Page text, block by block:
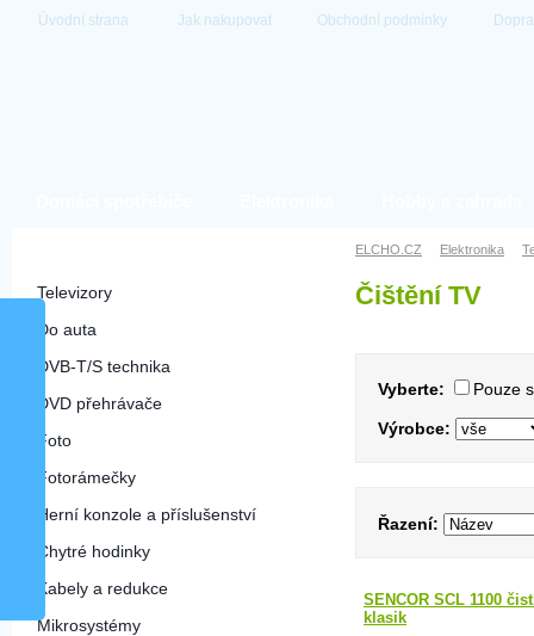
Úvodní strana Jak nakupovat Obchodní podmínky
Televizory
Do auta
DVB-T/S technika
DVD přehrávače
Foto
Fotorámečky
Herní konzole a příslušenství
Chytré hodinky
Kabely a redukce
Mikrosystémy
ELCHO.CZ Elektronika
Čištění TV
Vyberte: Pouze
Výrobce:
Řazení:
SENCOR SCL 1100
klasik